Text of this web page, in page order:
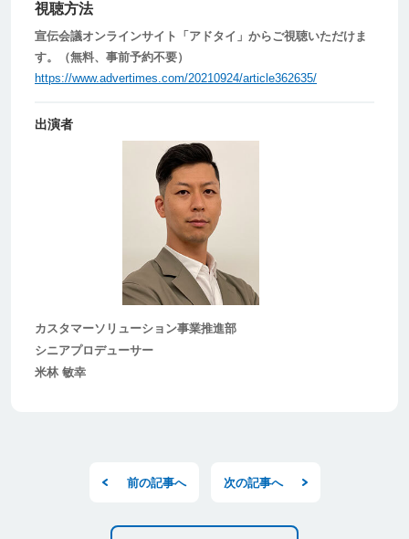
視聴方法
宣伝会議オンラインサイト「アドタイ」からご視聴いただけま
す。（無料、事前予約不要）
https://www.advertimes.com/20210924/article362635/
出演者
カスタマーソリューション事業推進部
シニアプロデューサー
米林 敏幸
前の記事へ 次の記事へ